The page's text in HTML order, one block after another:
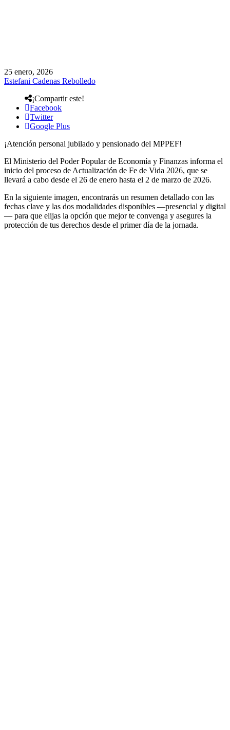
25 enero, 2026
Estefani Cadenas Rebolledo
¡Compartir este!
Facebook
Twitter
Google Plus
¡Atención personal jubilado y pensionado del MPPEF!
El Ministerio del Poder Popular de Economía y Finanzas informa el
inicio del proceso de Actualización de Fe de Vida 2026, que se
llevará a cabo desde el 26 de enero hasta el 2 de marzo de 2026.
En la siguiente imagen, encontrarás un resumen detallado con las
fechas clave y las dos modalidades disponibles —presencial y digital
— para que elijas la opción que mejor te convenga y asegures la
protección de tus derechos desde el primer día de la jornada.